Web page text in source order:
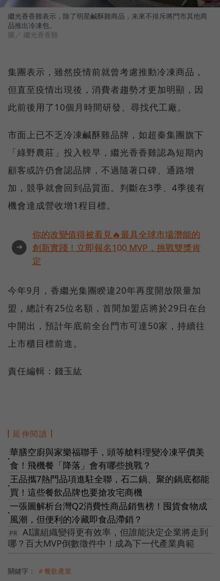
繼光香香雞表示，除了明星鹹酥雞商品，未來不排斥將門市其他商
品推出冷凍包。
圖／ 繼光香香雞
集團表示，雖然疫情前就曾考慮推動冷凍商品，
但直至疫情出現後，消費者趨勢才更加明顯，因
此前後用了10個月時間研發、尋找代工廠。
市面上已不乏冷凍鹹酥雞品牌，如超秦集團旗下
「綠野農莊」投入較早，繼光香香雞認為短期內
顧客或許仍會認品牌，不過隨著口碑、通路增
加，競爭就會回到品質面。判斷在3季、4季後有
機會達成營收增1程目標。
➜
你的改變值得被看見🔥最具全球市場潛能的
創新實踐！立即報名100 MVP，挑戰雙獎肯
定
今年9月，香繼光集團睽違20年再度開放限量加
盟，總計有25位名額，首間加盟店將於29日在台
中開出，預計年底前全台門市可達50家，持續往
上市櫃目標前進。
責任編輯：錢玉紘
延伸閱讀
●
華膳空廚與家樂福聯手，頭等艙料理變冷凍平價美
食！飛機餐「降落」會有哪些挑戰？
●
王品攜7熱門品項進駐全聯，石二鍋、聚的鍋底都能
買！這些餐飲品牌也要搶攻宅商機
●
一張圖解析台灣Q2消費性商品銷售榜！囤貨食物成
風潮，但便利的冷藏即食品滯銷？
AI讓組織變得更有效率，但誰能決定企業將走到
哪？百大MVP倒數徵件中！成為下一代產業典範
關鍵字： ＃餐飲產業